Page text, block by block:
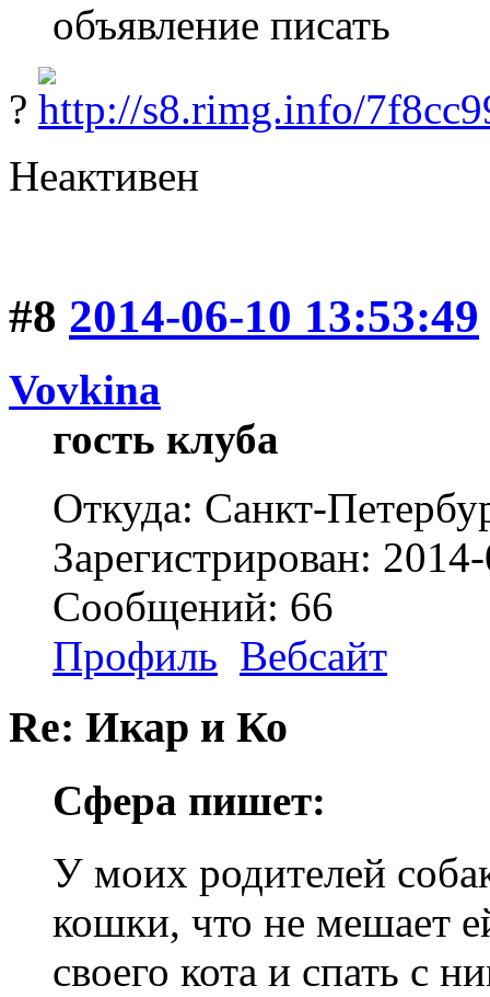
объявление писать
?
Неактивен
#8 2014-06-10 13:53:49
Vovkina
гость клуба
Откуда: Санкт-
Зарегистрирован:
Сообщений: 66
Профиль Вебсайт
Re: Икар и Ко
Сфера пишет:
У моих родителей
кошки, что не мешает
своего кота и спать с